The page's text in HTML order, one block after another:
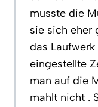
musste die
sie sich eher
das
eingestellte
man auf die
mahlt nicht .